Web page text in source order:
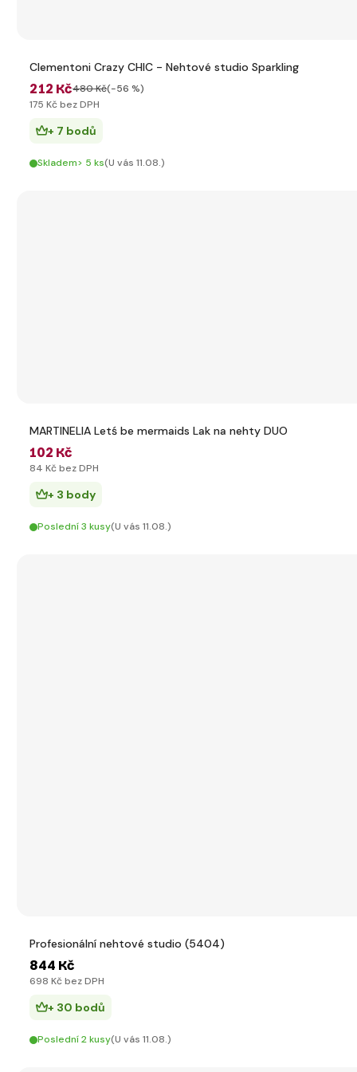
Clementoni Crazy CHIC - Nehtové studio Sparkling
212 Kč480 Kč(-56 %)
175 Kč bez DPH
+ 7 bodů
Skladem> 5 ks(U vás 11.08.)
MARTINELIA Letś be mermaids Lak na nehty DUO
102 Kč
84 Kč bez DPH
+ 3 body
Poslední 3 kusy(U vás 11.08.)
Profesionální nehtové studio (5404)
844 Kč
698 Kč bez DPH
+ 30 bodů
Poslední 2 kusy(U vás 11.08.)